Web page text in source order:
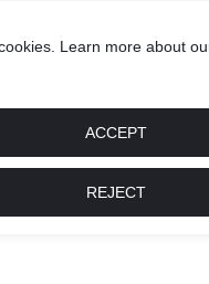
Learn more about
REJECT
ACCEPT